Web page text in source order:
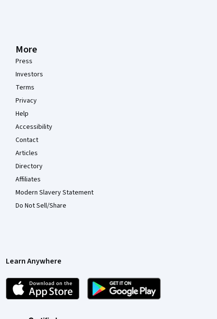
More
Press
Investors
Terms
Privacy
Help
Accessibility
Contact
Articles
Directory
Affiliates
Modern Slavery Statement
Do Not Sell/Share
Learn Anywhere